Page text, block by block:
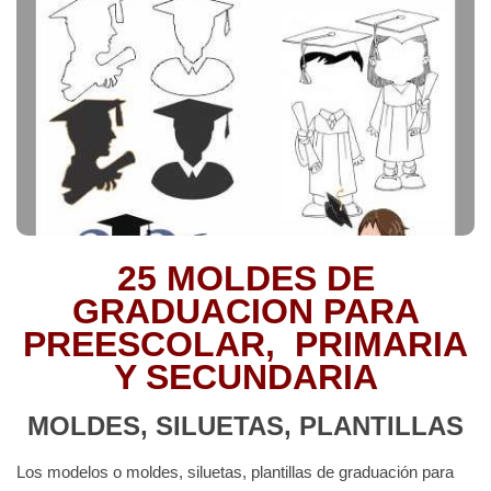
25 MOLDES DE
GRADUACION PARA
PREESCOLAR, PRIMARIA
Y SECUNDARIA
MOLDES, SILUETAS, PLANTILLAS
Los modelos o moldes, siluetas, plantillas de graduación para